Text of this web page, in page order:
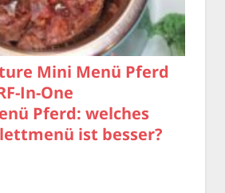
Mini Menü Pferd
In-One
Pferd: welches
ist besser?